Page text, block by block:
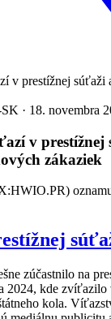
· 18. novembra
v prestížnej
zákaziek
zúčastnilo na
2024, kde
kola.